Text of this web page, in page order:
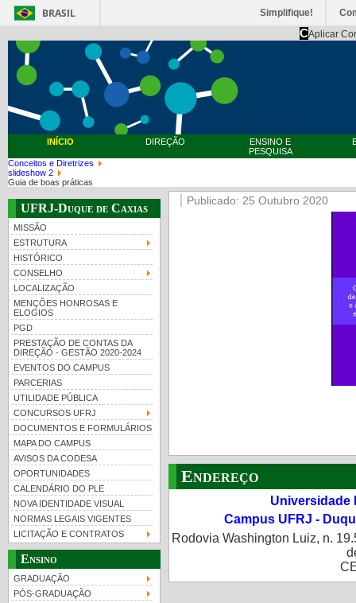
BRASIL Simplifique!
CAplicar
INÍCIO DIREÇÃO
ENSINO E
PESQUISA
Conceitos e Diretrizes
slideshow 2
Guia de boas práticas
UFRJ-Duque de Caxias
MISSÃO
ESTRUTURA
HISTÓRICO
CONSELHO
LOCALIZAÇÃO
MENÇÕES HONROSAS E
ELOGIOS
PGD
PRESTAÇÃO DE CONTAS DA
DIREÇÃO - GESTÃO 2020-2024
EVENTOS DO CAMPUS
PARCERIAS
UTILIDADE PÚBLICA
CONCURSOS UFRJ
DOCUMENTOS E FORMULÁRIOS
MAPA DO CAMPUS
AVISOS DA CODESA
OPORTUNIDADES
CALENDÁRIO DO PLE
NOVA IDENTIDADE VISUAL
NORMAS LEGAIS VIGENTES
LICITAÇÃO E CONTRATOS
Ensino
GRADUAÇÃO
PÓS-GRADUAÇÃO
Publicado: 25 Outubro 2020
Endereço
Universidade
Campus UFRJ -
Rodovia Washington Luiz, n.
UFRJ 100 anos